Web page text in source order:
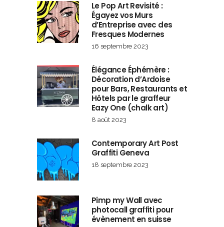
Le Pop Art Revisité :
Égayez vos Murs
d’Entreprise avec des
Fresques Modernes
16 septembre 2023
Élégance Éphémère :
Décoration d’Ardoise
pour Bars, Restaurants et
Hôtels par le graffeur
Eazy One (chalk art)
8 août 2023
Contemporary Art Post
Graffiti Geneva
18 septembre 2023
Pimp my Wall avec
photocall graffiti pour
évènement en suisse